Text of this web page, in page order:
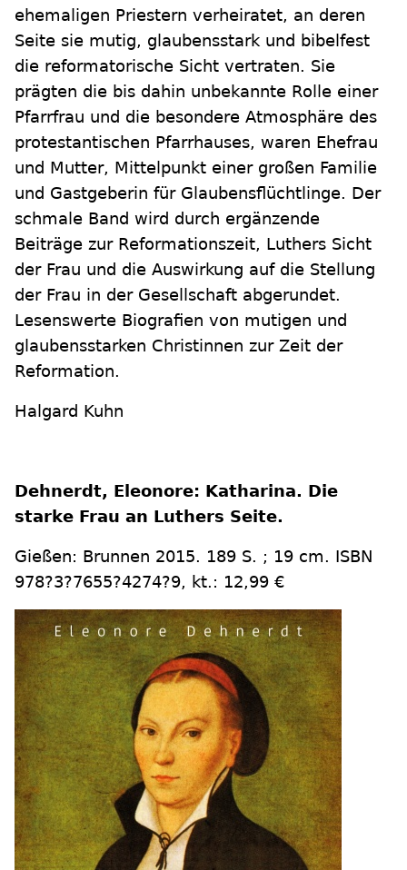
ehemaligen Priestern verheiratet, an deren
Seite sie mutig, glaubensstark und bibelfest
die reformatorische Sicht vertraten. Sie
prägten die bis dahin unbekannte Rolle einer
Pfarrfrau und die besondere Atmosphäre des
protestantischen Pfarrhauses, waren Ehefrau
und Mutter, Mittelpunkt einer großen Familie
und Gastgeberin für Glaubensflüchtlinge. Der
schmale Band wird durch ergänzende
Beiträge zur Reformationszeit, Luthers Sicht
der Frau und die Auswirkung auf die Stellung
der Frau in der Gesellschaft abgerundet.
Lesenswerte Biografien von mutigen und
glaubensstarken Christinnen zur Zeit der
Reformation.
Halgard Kuhn
Dehnerdt, Eleonore: Katharina. Die
starke Frau an Luthers Seite.
Gießen: Brunnen 2015. 189 S. ; 19 cm. ISBN
978?3?7655?4274?9, kt.: 12,99 €